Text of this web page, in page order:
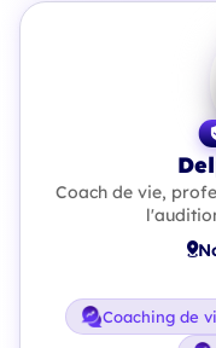
Coach de vie,
Coaching de